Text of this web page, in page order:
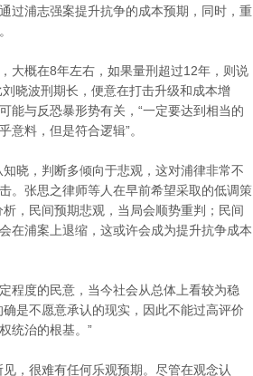
过浦志强案提升抗争的成本预期，同时，重
大概在8年左右，如果量刑超过12年，则说
晓波刑期长，便意在打击升级和成本增
能与反恐暴形势有关，“一定要达到相当的
料，但是符合逻辑”。
晓，判断多倾向于悲观，这对浦律非常不
。张思之律师等人在早前希望采取的低调策
，民间预期悲观，当局会顺势重判；民间
在浦案上退缩，这或许会成为提升抗争成本
程度的民意，当今社会从总体上看较为稳
是不愿意承认的现实，因此不能过高评价
统治的根基。”
，很难有任何乐观预期。尽管在观念认